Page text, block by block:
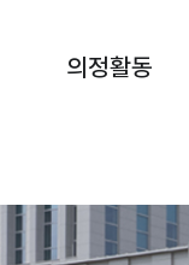
의정활동